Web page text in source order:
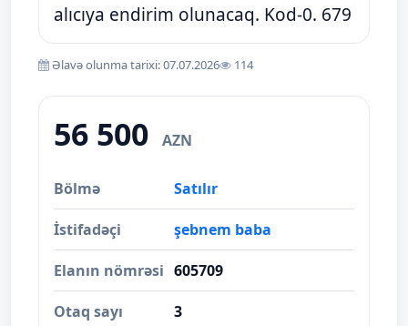
alıcıya endirim olunacaq. Kod-0. 679
Əlavə olunma tarixi: 07.07.2026 114
56 500 AZN
Bölmə Satılır
İstifadəçi şebnem baba
Elanın nömrəsi 605709
Otaq sayı 3